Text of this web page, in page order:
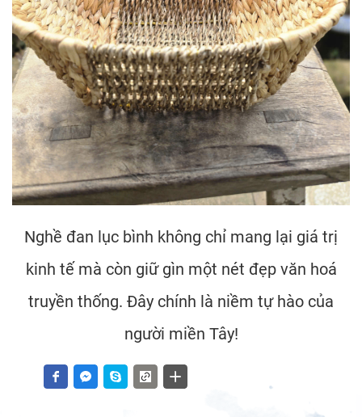
Nghề đan lục bình không chỉ mang lại giá trị
kinh tế mà còn giữ gìn một nét đẹp văn hoá
truyền thống. Đây chính là niềm tự hào của
người miền Tây!